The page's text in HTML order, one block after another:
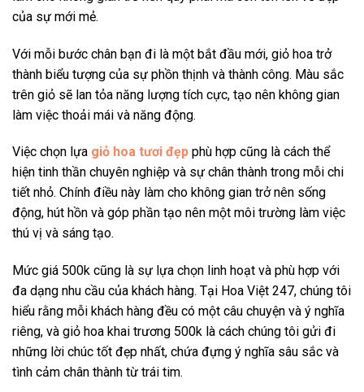
của sự mới mẻ.
Với mỗi bước chân bạn đi là một bắt đầu mới, giỏ hoa trở
thành biểu tượng của sự phồn thịnh và thành công. Màu sắc
trên giỏ sẽ lan tỏa năng lượng tích cực, tạo nên không gian
làm việc thoải mái và năng động.
Việc chọn lựa giỏ hoa tươi đẹp phù hợp cũng là cách thể
hiện tinh thần chuyên nghiệp và sự chân thành trong mỗi chi
tiết nhỏ. Chính điều này làm cho không gian trở nên sống
động, hút hồn và góp phần tạo nên một môi trường làm việc
thú vị và sáng tạo.
Mức giá 500k cũng là sự lựa chọn linh hoạt và phù hợp với
đa dạng nhu cầu của khách hàng. Tại Hoa Việt 247, chúng tôi
hiểu rằng mỗi khách hàng đều có một câu chuyện và ý nghĩa
riêng, và giỏ hoa khai trương 500k là cách chúng tôi gửi đi
những lời chúc tốt đẹp nhất, chứa đựng ý nghĩa sâu sắc và
tình cảm chân thành từ trái tim.